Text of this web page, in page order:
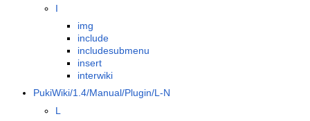
I
img
include
includesubmenu
insert
interwiki
PukiWiki/1.4/Manual/Plugin/L-N
L